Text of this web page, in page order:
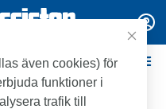
även cookies) för
funktioner i
trafik till